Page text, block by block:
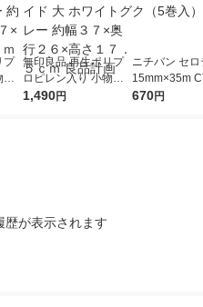
プ
収
無印良品 再生ポリプ
ロピレン入り 小物収
納ケース ワイド 大 ホ
1,490円
ニチバン セ
15mm×35m
5P 1パック（
670円
歴が表示されます